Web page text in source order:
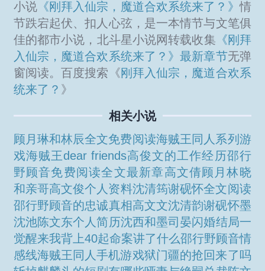
小说《刚拜入仙宗，魔道合欢系统来了？》情
节跌宕起伏、扣人心弦，是一本情节与文笔俱
佳的都市小说，北斗星小说网转载收集 《刚拜
入仙宗，魔道合欢系统来了？》最新章节无弹
窗阅读。百度搜索《刚拜入仙宗，魔道合欢系
统来了？ 》
相关小说
顾月琳和林辰全文免费阅读海贼王同人系列游
戏海贼王dear friends高俊文的工作经历邵行
野顾音免费阅读全文最新章高文倩顾月林晓
和亲哥高文俊个人资料沈清筠谢砚怀全文阅读
邵行野顾音的忠诚真相高文文沈清韵谢砚怀墨
沈池陈文东个人简历沈西和墨司晏闪婚结局一
觉醒来我背上40起命案讲了什么邵行野顾音情
感线海贼王同人手机游戏狱门疆的抢回来了吗